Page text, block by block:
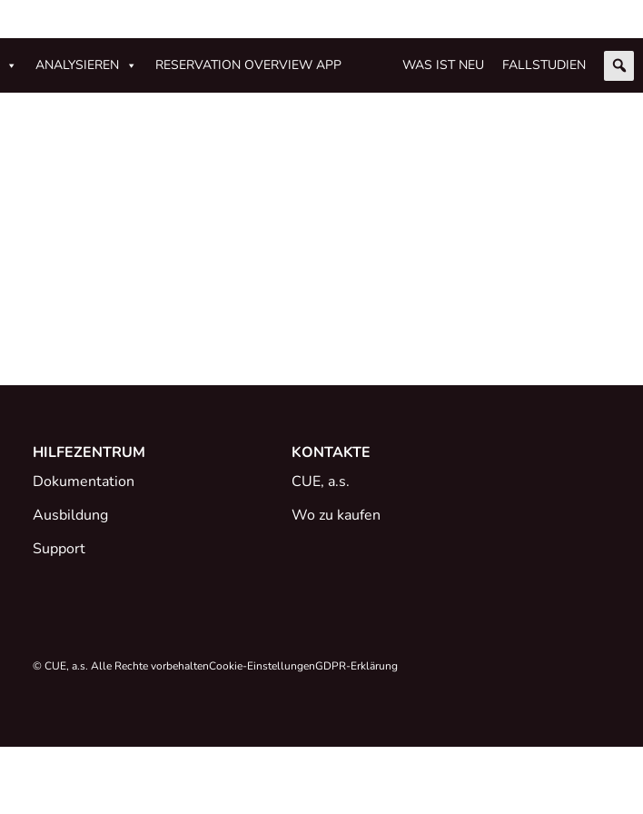
ANALYSIEREN FALLSTUDIEN
WAS IST NEU
RESERVATION OVERVIEW APP
HILFEZENTRUM
Dokumentation
Ausbildung
Support
KONTAKTE
CUE, a.s.
Wo zu kaufen
© CUE, a.s. Alle Rechte vorbehaltenCookie-EinstellungenGDPR-Erklärung